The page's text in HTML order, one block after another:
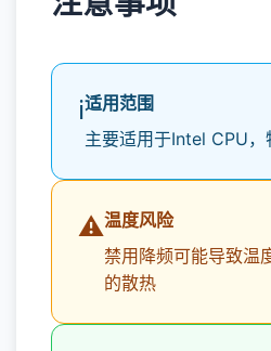
ℹ️适用范围
主要适用于Intel CPU
⚠️温度风险
禁用降频可能导致温
的散热